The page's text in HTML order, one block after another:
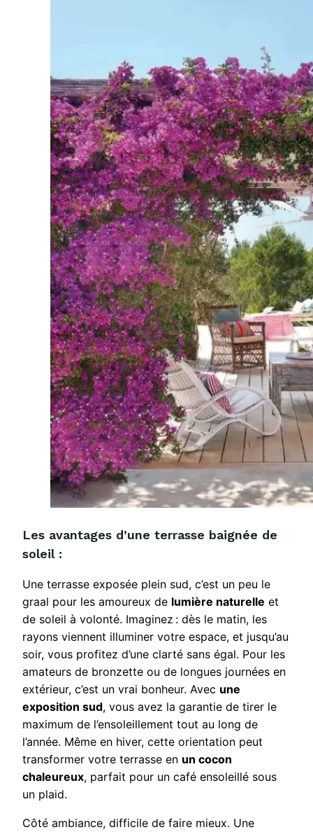
Les avantages d’une terrasse baignée de
soleil :
Une terrasse exposée plein sud, c’est un peu le
graal pour les amoureux de lumière naturelle et
de soleil à volonté. Imaginez : dès le matin, les
rayons viennent illuminer votre espace, et jusqu’au
soir, vous profitez d’une clarté sans égal. Pour les
amateurs de bronzette ou de longues journées en
extérieur, c’est un vrai bonheur. Avec une
exposition sud, vous avez la garantie de tirer le
maximum de l’ensoleillement tout au long de
l’année. Même en hiver, cette orientation peut
transformer votre terrasse en un cocon
chaleureux, parfait pour un café ensoleillé sous
un plaid.
Côté ambiance, difficile de faire mieux. Une